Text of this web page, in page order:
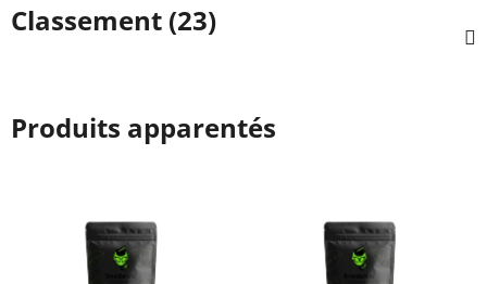
Classement (23)
Produits apparentés